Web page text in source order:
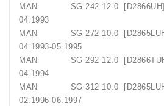
MAN SG 242 12.0 [D2866UH]
04.1993
MAN SG 272 10.0
04.1993-05.1995
MAN SG 292 12.0
04.1994
MAN SG 312 10.0
02.1996-06.1997